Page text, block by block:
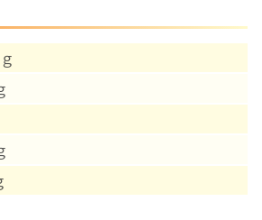
その他の診療内容
’ でさまざまな講座・クラス
で当院での出産を希望される方へ